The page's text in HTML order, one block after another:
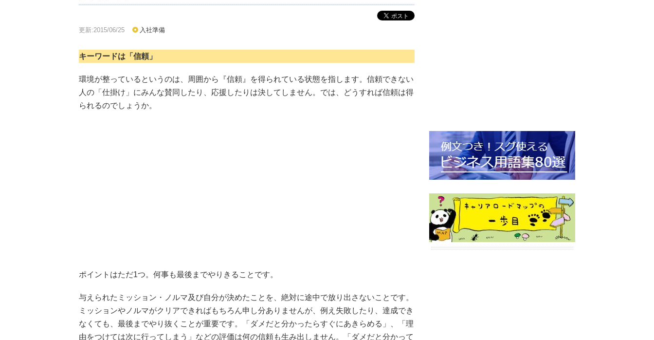
更新:2015/06/25 入社準備
キーワードは「信頼」
環境が整っているというのは、周囲から『信頼』を得られている状態を指します。信頼できない
人の「仕掛け」にみんな賛同したり、応援したりは決してしません。では、どうすれば信頼は得
られるのでしょうか。
ポイントはただ1つ。何事も最後までやりきることです。
与えられたミッション・ノルマ及び自分が決めたことを、絶対に途中で放り出さないことです。
ミッションやノルマがクリアできればもちろん申し分ありませんが、例え失敗したり、達成でき
なくても、最後までやり抜くことが重要です。「ダメだと分かったらすぐにあきらめる」、「理
由をつけては次に行ってしまう」などの評価は何の信頼も生み出しません。「ダメだと分かって